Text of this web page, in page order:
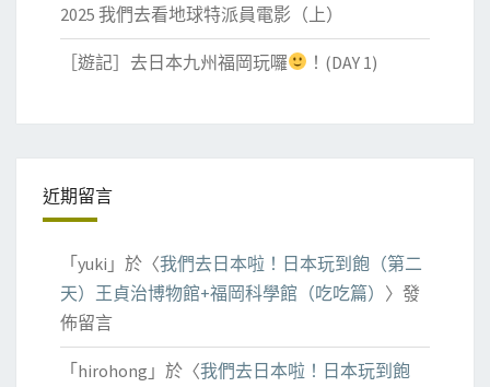
2025 我們去看地球特派員電影（上）
［遊記］去日本九州福岡玩囉 ！(DAY 1)
近期留言
「yuki 」於〈我們去日本啦！日本玩到飽（第二
天）王貞治博物館+福岡科學館（吃吃篇） 〉發
佈留言
「hirohong 」於〈我們去日本啦！日本玩到飽